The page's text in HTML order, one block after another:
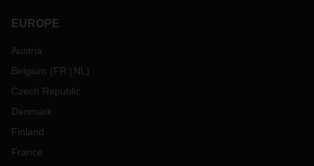
EUROPE
Austria
Belgium (FR NL )
Czech Republic
Denmark
Finland
France